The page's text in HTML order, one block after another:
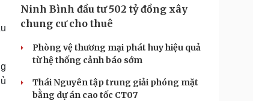
nhân
đồng
Trải nghiệm
Chuyển đổi số
Podcast
Đọc truyện đêm khuya
Cửa sổ tình yêu
Ninh Bình đầu tư 502 tỷ đồng xây
chung cư cho thuê
Phòng vệ thương mại phát huy hiệu quả
từ hệ thống cảnh báo sớm
Thái Nguyên tập trung giải phóng mặt
bằng dự án cao tốc CT07